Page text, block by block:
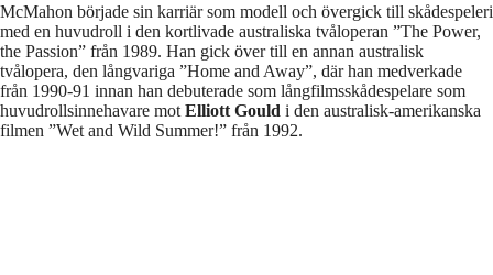
McMahon började sin karriär som modell och övergick till skådespeleri
med en huvudroll i den kortlivade australiska tvåloperan ”The Power,
the Passion” från 1989. Han gick över till en annan australisk
tvålopera, den långvariga ”Home and Away”, där han medverkade
från 1990-91 innan han debuterade som långfilmsskådespelare som
huvudrollsinnehavare mot Elliott Gould i den australisk-amerikanska
filmen ”Wet and Wild Summer!” från 1992.